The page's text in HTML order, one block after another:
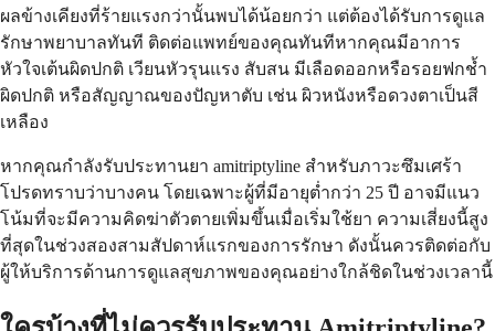
ผลข้างเคียงที่ร้ายแรงกว่านั้นพบได้น้อยกว่า แต่ต้องได้รับการดูแล
รักษาพยาบาลทันที ติดต่อแพทย์ของคุณทันทีหากคุณมีอาการ
หัวใจเต้นผิดปกติ เวียนหัวรุนแรง สับสน มีเลือดออกหรือรอยฟกช้ำ
ผิดปกติ หรือสัญญาณของปัญหาตับ เช่น ผิวหนังหรือดวงตาเป็นสี
เหลือง
หากคุณกำลังรับประทานยา amitriptyline สำหรับภาวะซึมเศร้า
โปรดทราบว่าบางคน โดยเฉพาะผู้ที่มีอายุต่ำกว่า 25 ปี อาจมีแนว
โน้มที่จะมีความคิดฆ่าตัวตายเพิ่มขึ้นเมื่อเริ่มใช้ยา ความเสี่ยงนี้สูง
ที่สุดในช่วงสองสามสัปดาห์แรกของการรักษา ดังนั้นควรติดต่อกับ
ผู้ให้บริการด้านการดูแลสุขภาพของคุณอย่างใกล้ชิดในช่วงเวลานี้